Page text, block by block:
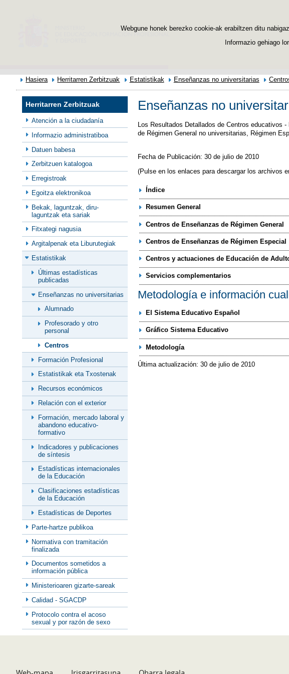
Webgune honek berezko cookie-ak erabiltzen ditu
Informazio gehiago
Hasiera Herritarren Zerbitzuak Estatistikak Enseñanzas no universitarias
Herritarren Zerbitzuak
Atención a la ciudadanía
Informazio administratiboa
Datuen babesa
Zerbitzuen katalogoa
Erregistroak
Egoitza elektronikoa
Bekak, laguntzak, diru-
laguntzak eta sariak
Fitxategi nagusia
Argitalpenak eta Liburutegiak
Estatistikak
Últimas estadísticas
publicadas
Enseñanzas no universitarias
Alumnado
Profesorado y otro
personal
Centros
Formación Profesional
Estatistikak eta Txostenak
Recursos económicos
Relación con el exterior
Formación, mercado laboral y
abandono educativo-
formativo
Indicadores y publicaciones
de síntesis
Estadísticas internacionales
de la Educación
Clasificaciones estadísticas
de la Educación
Estadísticas de Deportes
Parte-hartze publikoa
Normativa con tramitación
finalizada
Documentos sometidos a
información pública
Ministerioaren gizarte-sareak
Calidad - SGACDP
Protocolo contra el acoso
sexual y por razón de sexo
Enseñanzas no
Los Resultados Detallados de Centros educativos
de Régimen General no universitarias, Régimen
Fecha de Publicación: 30 de julio de 2010
(Pulse en los enlaces para descargar los archivos
Índice
Resumen General
Centros de Enseñanzas de Régimen General
Centros de Enseñanzas de Régimen Especial
Centros y actuaciones de Educación de
Servicios complementarios
Metodología e información
El Sistema Educativo Español
Gráfico Sistema Educativo
Metodología
Última actualización: 30 de julio de 2010